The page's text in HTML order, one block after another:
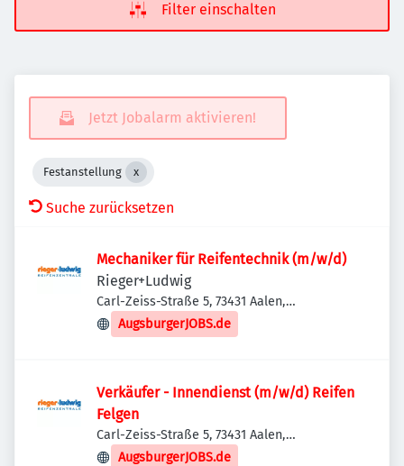
Filter einschalten
Jetzt Jobalarm aktivieren!
Festanstellung
Suche zurücksetzen
Mechaniker für Reifentechnik (m/w/d)
Rieger+Ludwig
Carl-Zeiss-Straße 5, 73431 Aalen,
Deutschland
AugsburgerJOBS.de
Verkäufer - Innendienst (m/w/d) Reifen
Felgen
Carl-Zeiss-Straße 5, 73431 Aalen,
Deutschland
AugsburgerJOBS.de